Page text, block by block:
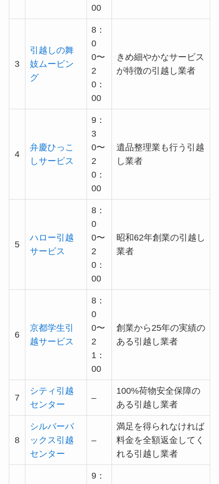
00
3
引越しの舞
妓ムービン
グ
8：
0
0〜
2
0：
00
きめ細やかなサービス
が特徴の引越し業者
4
弁慶ひっこ
しサービス
9：
3
0〜
2
0：
00
遺品整理業も行う引越
し業者
5
ハロー引越
サービス
8：
0
0〜
2
0：
00
昭和62年創業の引越し
業者
6
京都学生引
越サービス
8：
0
0〜
2
1：
00
創業から25年の実績の
ある引越し業者
7
シティ引越
センター
–
100%荷物安全保障の
ある引越し業者
8
シルバーバ
ックス引越
センター
–
満足を得られなければ
料金を全額返金してく
れる引越し業者
9：